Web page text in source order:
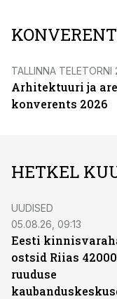
TALLINNA TELETORNI
Arhitektuuri ja
konverents 2026
HETKEL
UUDISED
05.08.26, 09:13
Eesti
ostsid Riias
ruuduse